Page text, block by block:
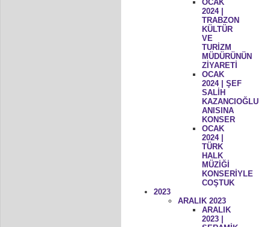
OCAK
2024 |
TRABZON
KÜLTÜR
VE
TURİZM
MÜDÜRÜNÜN
ZİYARETİ
OCAK
2024 | ŞEF
SALİH
KAZANCIOĞLU
ANISINA
KONSER
OCAK
2024 |
TÜRK
HALK
MÜZİĞİ
KONSERİYLE
COŞTUK
2023
ARALIK 2023
ARALIK
2023 |